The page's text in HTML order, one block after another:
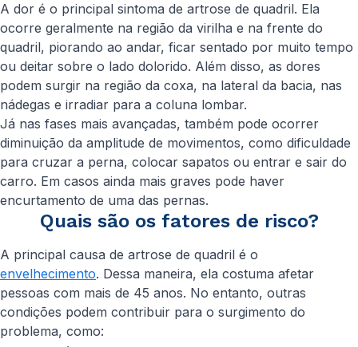
A dor é o principal sintoma de artrose de quadril. Ela
ocorre geralmente na região da virilha e na frente do
quadril, piorando ao andar, ficar sentado por muito tempo
ou deitar sobre o lado dolorido. Além disso, as dores
podem surgir na região da coxa, na lateral da bacia, nas
nádegas e irradiar para a coluna lombar.
Já nas fases mais avançadas, também pode ocorrer
diminuição da amplitude de movimentos, como dificuldade
para cruzar a perna, colocar sapatos ou entrar e sair do
carro. Em casos ainda mais graves pode haver
encurtamento de uma das pernas.
Quais são os fatores de risco?
A principal causa de artrose de quadril é o
envelhecimento. Dessa maneira, ela costuma afetar
pessoas com mais de 45 anos. No entanto, outras
condições podem contribuir para o surgimento do
problema, como: